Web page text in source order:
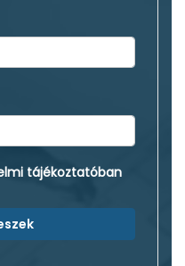
tájékoztatóban